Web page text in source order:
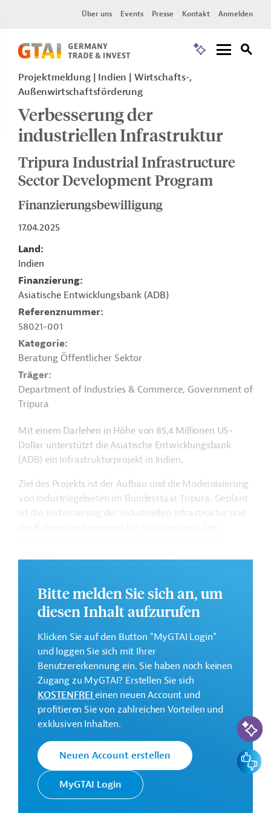
Über uns Events Presse Kontakt Anmelden
Projektmeldung Indien
Wirtschafts-,
Außenwirtschaftsförderung
Verbesserung der
industriellen Infrastruktur
Tripura Industrial Infrastructure
Sector Development Program
Finanzierungsbewilligung
17.04.2025
Land
Indien
Finanzierung
Asiatische Entwicklungsbank (ADB)
Referenznummer
58021-001
Kategorie
Beratung Öffentlicher Sektor
Träger
Department of Industries & Commerce, Government of
Tripura
Mit einem Darlehen in Höhe von 85,4 Millionen US-
Dollar unterstützt die Asiatische Entwicklungsbank
(ADB) ein Infrastrukturprojekt in Indien.
Ziel des Projekts ist der Aufbau und die Modernisierung
von Industriegebieten im Bundesstaat Tripura. Geplant
ist die Verbesserung der industriellen Infrastruktur und
Wettbewerbsfähigkeit des Produktionssektors sowie die
Weitere Informationen zu dem Entwicklungsprojekt
finden Sie auf derWebseite der ADB
.
Regularien und praktische Hinweise zur
Geschäftsanbahnung.
Geberbeitrag:
84,5 Millionen US-Dollar (Darlehen)
Kontaktadressen
Die ADB ist die wichtigste
Bitte melden Sie sich an, um
diesen Inhalt aufzurufen
Klicken Sie auf den Button "MyGTAI Login"
und loggen Sie sich mit Ihrer
Benutzererkennung ein. Sie haben noch keinen
Zugang zu MyGTAI? Erstellen Sie sich
KOSTENFREIeinen neuen Account und
profitieren Sie von zahlreichen Vorteilen und
exklusiven Inhalten.
Neuen Account erstellen
MyGTAI Login
KI-